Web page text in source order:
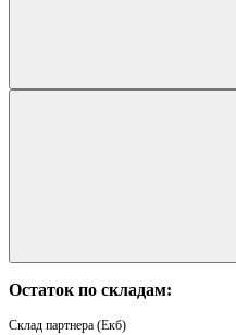
Остаток по складам:
Склад партнера (Екб)